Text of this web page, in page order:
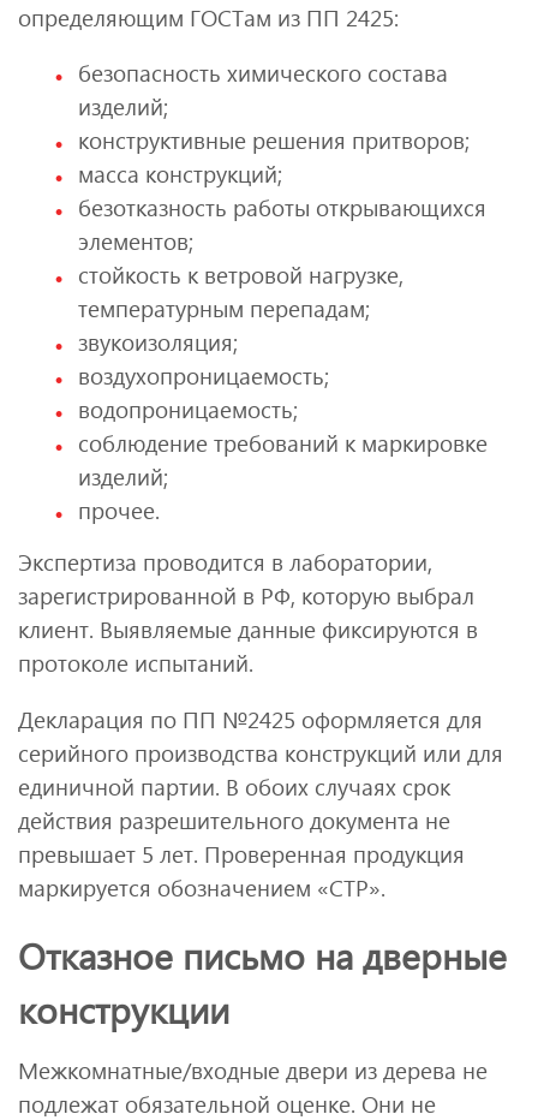
определяющим ГОСТам из ПП 2425:
безопасность химического состава
изделий;
конструктивные решения притворов;
масса конструкций;
безотказность работы открывающихся
элементов;
стойкость к ветровой нагрузке,
температурным перепадам;
звукоизоляция;
воздухопроницаемость;
водопроницаемость;
соблюдение требований к маркировке
изделий;
прочее.
Экспертиза проводится в лаборатории,
зарегистрированной в РФ, которую выбрал
клиент. Выявляемые данные фиксируются в
протоколе испытаний.
Декларация по ПП №2425 оформляется для
серийного производства конструкций или для
единичной партии. В обоих случаях срок
действия разрешительного документа не
превышает 5 лет. Проверенная продукция
маркируется обозначением «СТР».
Отказное письмо на дверные
конструкции
Межкомнатные/входные двери из дерева не
подлежат обязательной оценке. Они не